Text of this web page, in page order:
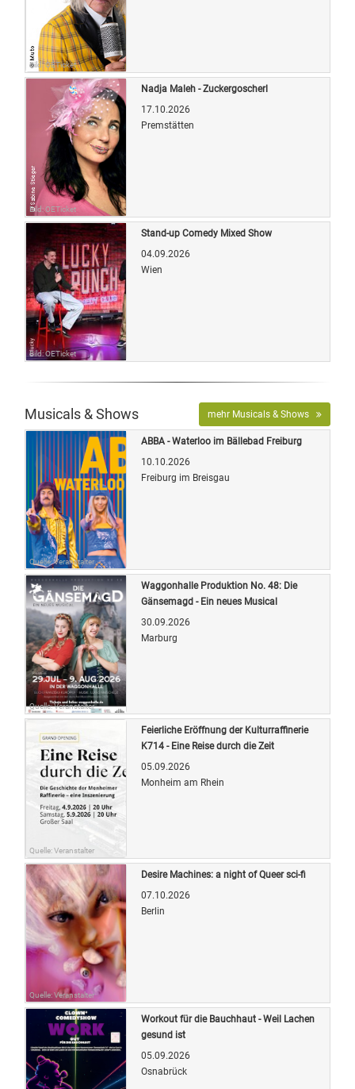
Bild: OETicket
Bild: OETicket
Nadja Maleh - Zuckergoscherl
17.10.2026
Premstätten
Bild: OETicket
Stand-up Comedy Mixed Show
04.09.2026
Wien
Musicals & Shows mehr Musicals & Shows
Quelle: Veranstalter
ABBA - Waterloo im Bällebad Freiburg
10.10.2026
Freiburg im Breisgau
Quelle: Veranstalter
Waggonhalle Produktion No. 48: Die
Gänsemagd - Ein neues Musical
30.09.2026
Marburg
Quelle: Veranstalter
Feierliche Eröffnung der Kulturraffinerie
K714 - Eine Reise durch die Zeit
05.09.2026
Monheim am Rhein
Quelle: Veranstalter
Desire Machines: a night of Queer sci-fi
07.10.2026
Berlin
Workout für die Bauchhaut - Weil Lachen
gesund ist
05.09.2026
Osnabrück